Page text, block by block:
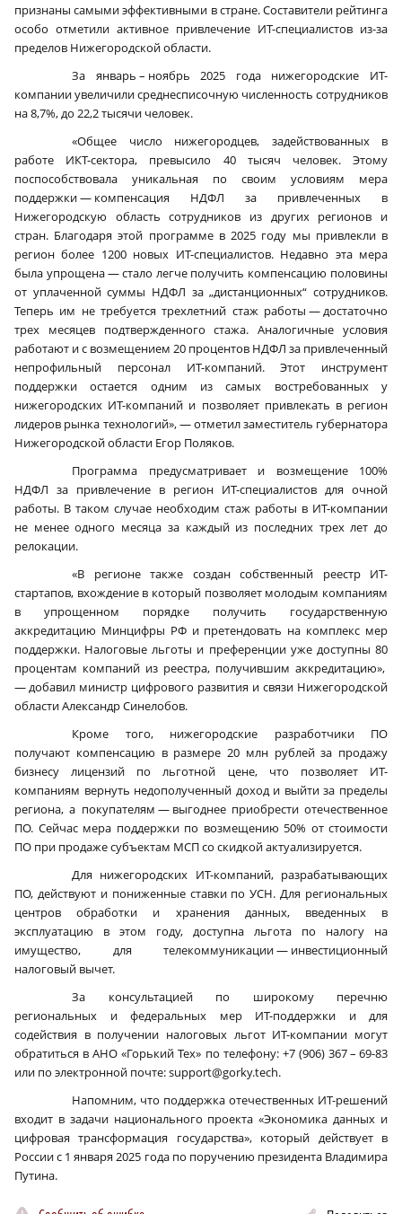
признаны самыми эффективными в стране. Составители рейтинга
особо отметили активное привлечение ИТ-специалистов из-за
пределов Нижегородской области.
За январь – ноябрь 2025 года нижегородские ИТ-
компании увеличили среднесписочную численность сотрудников
на 8,7%, до 22,2 тысячи человек.
«Общее число нижегородцев, задействованных в
работе ИКТ-сектора, превысило 40 тысяч человек. Этому
поспособствовала уникальная по своим условиям мера
поддержки — компенсация НДФЛ за привлеченных в
Нижегородскую область сотрудников из других регионов и
стран. Благодаря этой программе в 2025 году мы привлекли в
регион более 1200 новых ИТ-специалистов. Недавно эта мера
была упрощена — стало легче получить компенсацию половины
от уплаченной суммы НДФЛ за „дистанционных“ сотрудников.
Теперь им не требуется трехлетний стаж работы — достаточно
трех месяцев подтвержденного стажа. Аналогичные условия
работают и с возмещением 20 процентов НДФЛ за привлеченный
непрофильный персонал ИТ-компаний. Этот инструмент
поддержки остается одним из самых востребованных у
нижегородских ИТ-компаний и позволяет привлекать в регион
лидеров рынка технологий», — отметил заместитель губернатора
Нижегородской области Егор Поляков.
Программа предусматривает и возмещение 100%
НДФЛ за привлечение в регион ИТ-специалистов для очной
работы. В таком случае необходим стаж работы в ИТ-компании
не менее одного месяца за каждый из последних трех лет до
релокации.
«В регионе также создан собственный реестр ИТ-
стартапов, вхождение в который позволяет молодым компаниям
в упрощенном порядке получить государственную
аккредитацию Минцифры РФ и претендовать на комплекс мер
поддержки. Налоговые льготы и преференции уже доступны 80
процентам компаний из реестра, получившим аккредитацию»,
— добавил министр цифрового развития и связи Нижегородской
области Александр Синелобов.
Кроме того, нижегородские разработчики ПО
получают компенсацию в размере 20 млн рублей за продажу
бизнесу лицензий по льготной цене, что позволяет ИТ-
компаниям вернуть недополученный доход и выйти за пределы
региона, а покупателям — выгоднее приобрести отечественное
ПО. Сейчас мера поддержки по возмещению 50% от стоимости
ПО при продаже субъектам МСП со скидкой актуализируется.
Для нижегородских ИТ-компаний, разрабатывающих
ПО, действуют и пониженные ставки по УСН. Для региональных
центров обработки и хранения данных, введенных в
эксплуатацию в этом году, доступна льгота по налогу на
имущество, для телекоммуникации — инвестиционный
налоговый вычет.
За консультацией по широкому перечню
региональных и федеральных мер ИТ-поддержки и для
содействия в получении налоговых льгот ИТ-компании могут
обратиться в АНО «Горький Тех» по телефону: +7 (906) 367 – 69-83
или по электронной почте: support@gorky.tech.
Напомним, что поддержка отечественных ИТ-решений
входит в задачи национального проекта «Экономика данных и
цифровая трансформация государства», который действует в
России с 1 января 2025 года по поручению президента Владимира
Путина.